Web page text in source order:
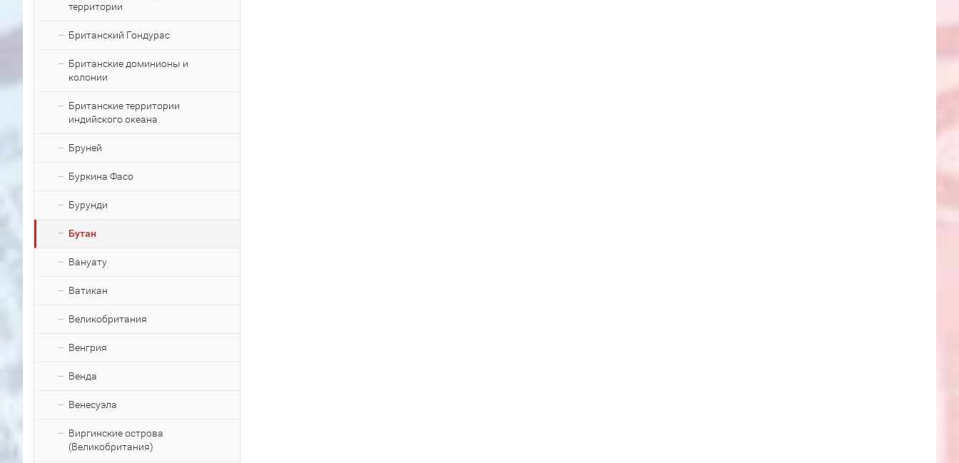
территории
Британский Гондурас
Британские доминионы и
колонии
Британские территории
индийского океана
Бруней
Буркина Фасо
Бурунди
Бутан
Вануату
Ватикан
Великобритания
Венгрия
Венда
Венесуэла
Виргинские острова
(Великобритания)